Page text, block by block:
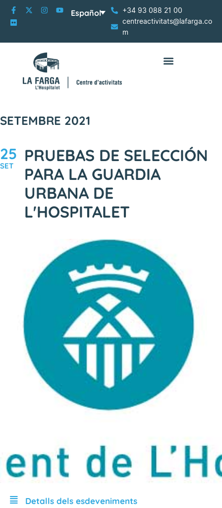
+34 93 088 21 00
centreactivitats@lafarga.co
m
Español
SETEMBRE 2021
25
SET
PRUEBAS DE SELECCIÓN
PARA LA GUARDIA
URBANA DE
L'HOSPITALET
Detalls dels esdeveniments